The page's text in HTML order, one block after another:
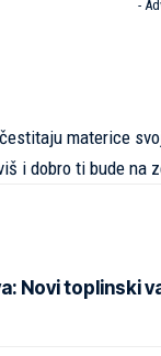
-
materice
i dobro ti bude na
Novi toplinski